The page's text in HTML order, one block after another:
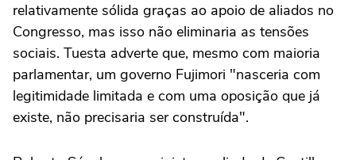
relativamente sólida graças ao apoio de aliados no
Congresso, mas isso não eliminaria as tensões
sociais. Tuesta adverte que, mesmo com maioria
parlamentar, um governo Fujimori "nasceria com
legitimidade limitada e com uma oposição que já
existe, não precisaria ser construída".